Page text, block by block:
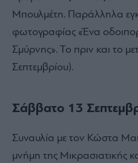
Μπουλμέτη. Παράλληλα
φωτογραφίας «Ένα
Σμύρνης». Το πριν και το
Σεπτεμβρίου).
Σάββατο 13
Συναυλία με τον Κώστα
μνήμη της Μικρασιατικής